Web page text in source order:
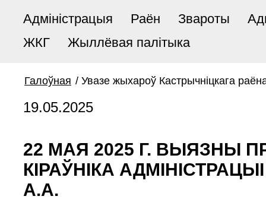
Адміністрацыя Раён Звароты
ЖКГ
Жыллёвая палітыка
Галоўная / Увазе жыхароў Кастрычніцкага
19.05.2025
22 МАЯ 2025 Г. ВЫЯЗНЫ
КІРАЎНІКА
А.А.